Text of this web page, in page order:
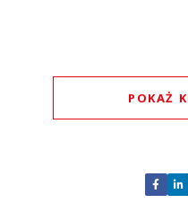
POKAŻ
Nie
Zostaw